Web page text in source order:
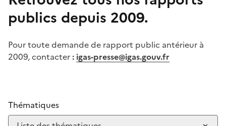
publics depuis 2009.
Pour toute demande de rapport public antérieur à
2009, contacter: igas-presse@igas.gouv.fr
Thématiques